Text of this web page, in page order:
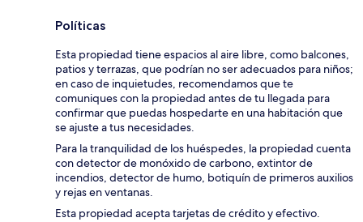
Políticas
Esta propiedad tiene espacios al aire libre, como balcones,
patios y terrazas, que podrían no ser adecuados para niños;
en caso de inquietudes, recomendamos que te
comuniques con la propiedad antes de tu llegada para
confirmar que puedas hospedarte en una habitación que
se ajuste a tus necesidades.
Para la tranquilidad de los huéspedes, la propiedad cuenta
con detector de monóxido de carbono, extintor de
incendios, detector de humo, botiquín de primeros auxilios
y rejas en ventanas.
Esta propiedad acepta tarjetas de crédito y efectivo.